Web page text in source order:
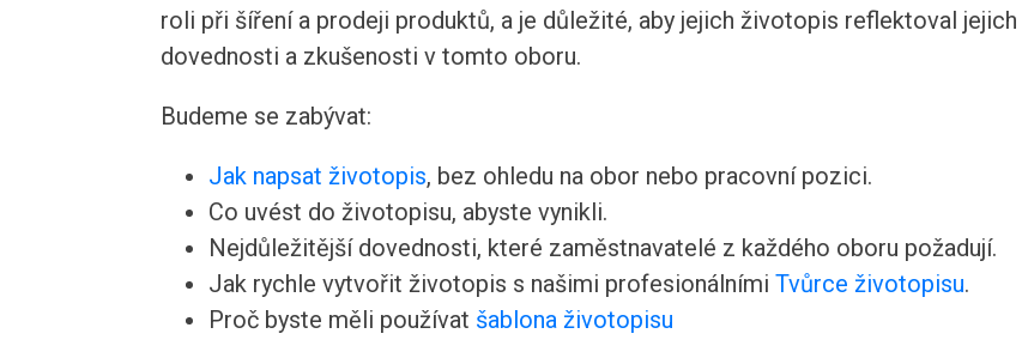
roli při šíření a prodeji produktů, a je důležité, aby jejich životopis reflektoval jejich
dovednosti a zkušenosti v tomto oboru.
Budeme se zabývat:
Jak napsat životopis, bez ohledu na obor nebo pracovní pozici.
Co uvést do životopisu, abyste vynikli.
Nejdůležitější dovednosti, které zaměstnavatelé z každého oboru požadují.
Jak rychle vytvořit životopis s našimi profesionálnímiTvůrce životopisu.
Proč byste měli používat šablona životopisu